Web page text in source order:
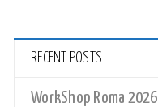
RECENT POSTS
WorkShop Roma 2026